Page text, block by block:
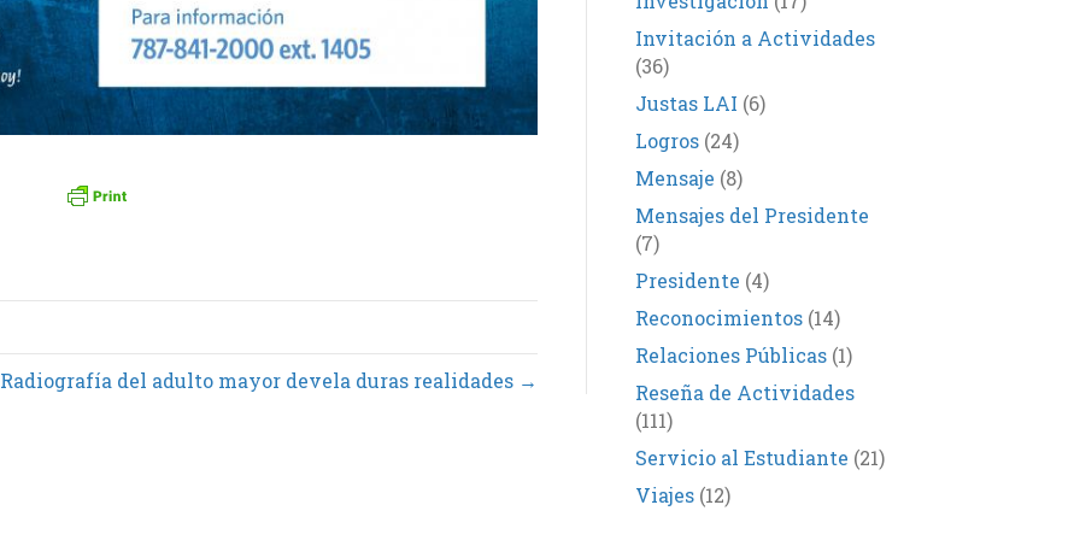
Radiografía del adulto mayor devela duras realidades →
Invitación a Actividades
(36)
Justas LAI (6)
Logros(24)
Mensaje (8)
Mensajes del Presidente
(7)
Presidente (4)
Reconocimientos(14)
Relaciones Públicas(1)
Reseña de Actividades
(111)
Servicio al Estudiante (21)
Viajes(12)